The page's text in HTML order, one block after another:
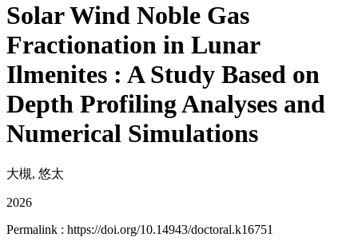
Solar Wind Noble Gas
Fractionation in Lunar
Ilmenites : A Study Based on
Depth Profiling Analyses and
Numerical Simulations
大槻, 悠太
2026
Permalink : https://doi.org/10.14943/doctoral.k16751